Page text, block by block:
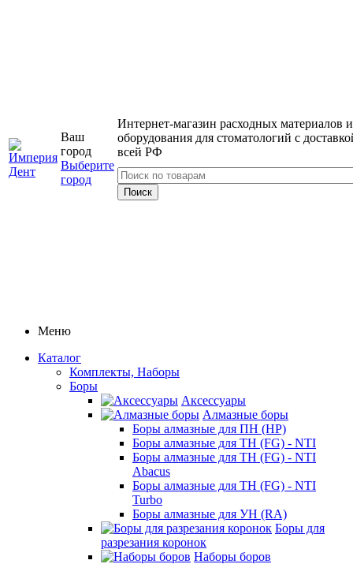
Ваш
город
Выберите
город
Интернет-магазин расходных материалов и
оборудования для стоматологий с
всей РФ
Меню
Каталог
Комплекты, Наборы
Боры
Аксессуары
Алмазные боры
Боры алмазные для ПН (HP)
Боры алмазные для ТН (FG) - NTI
Боры алмазные для ТН (FG) - NTI
Abacus
Боры алмазные для ТН (FG) - NTI
Turbo
Боры алмазные для УН (RA)
Боры для
разрезания коронок
Наборы боров